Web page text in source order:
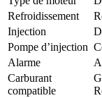
Refroidissement
Injection
Pompe d’injection
Alarme
Carburant
compatible